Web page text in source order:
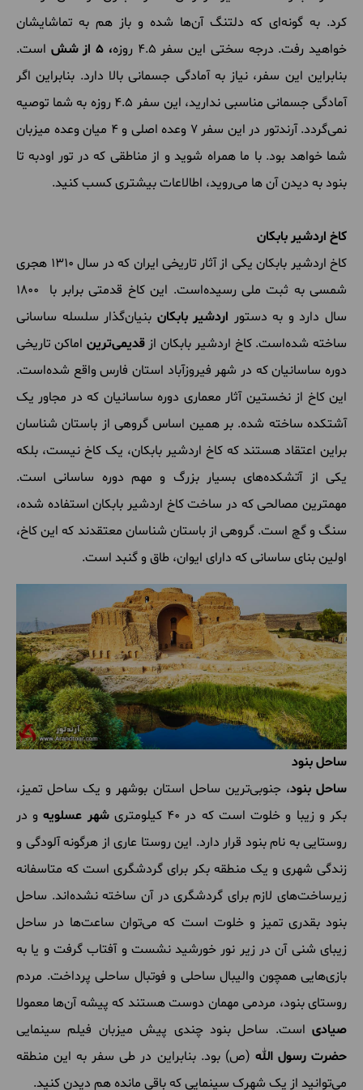
کرد. به گونه‌ای که دلتنگ آن‌ها شده و باز هم به تماشایشان
خواهید رفت. درجه سختی این سفر 4.5 روزه
، 5 از شش
است.
بنابراین این سفر، نیاز به آمادگی جسمانی بالا دارد. بنابراین اگر
آمادگی جسمانی مناسبی ندارید، این سفر 4.5 روزه به شما توصیه
نمی‌گردد. آرندتور در این سفر 7 وعده اصلی و 4 میان وعده میزبان
شما خواهد بود. با ما همراه شوید و از مناطقی که در تور اودبه تا
بنود به دیدن آن ها می‌روید، اطالاعات بیشتری کسب کنید.
کاخ اردشیر بابکان
کاخ اردشیر بابکان یکی از آثار تاریخی ایران که در سال 1310 هجری
شمسی به ثبت ملی رسیده‌است. این کاخ قدمتی برابر با 1800
سال دارد و به دستور اردشیر بابکان بنیان‌گذار سلسله ساسانی
ساخته شده‌است. کاخ اردشیر بابکان از قدیمی‌ترین اماکن تاریخی
دوره‌ ساسانیان که در شهر فیروزآباد استان فارس واقع شده‌است‌.
این کاخ از نخستین آثار معماری دوره ساسانیان که در مجاور یک
آشتکده ساخته شده. بر همین اساس گروهی از باستان شناسان
براین اعتقاد هستند که کاخ اردشیر بابکان، یک کاخ نیست، بلکه
یکی از آتشکده‌های بسیار بزرگ و مهم دوره ساسانی است.
مهمترین مصالحی که در ساخت کاخ اردشیر بابکان استفاده شده،
سنگ و گچ است. گروهی از باستان شناسان معتقدند که این کاخ،
اولین بنای ساسانی که دارای ایوان، طاق و گنبد است.
ساحل بنود
ساحل بنود، جنوبی‌ترین ساحل استان بوشهر و یک ساحل تمیز،
بکر و زیبا و خلوت است که در 40 کیلومتری
شهر عسلویهو در
روستایی به نام بنود قرار دارد. این روستا عاری از هرگونه آلودگی و
زندگی شهری و یک منطقه بکر برای گردشگری است که متاسفانه
زیرساخت‌های لازم برای گردشگری در آن ساخته نشده‌اند. ساحل
بنود بقدری تمیز و خلوت است که می‌توان ساعت‌ها در ساحل
زیبای شنی آن در زیر نور خورشید نشست و آفتاب گرفت و یا به
بازی‌هایی همچون والیبال ساحلی و فوتبال ساحلی پرداخت. مردم
روستای بنود، مردمی مهمان دوست هستند که پیشه آن‌ها معمولا
صیادی است. ساحل بنود چندی پیش میزبان فیلم سینمایی
حضرت رسول الله (ص) بود. بنابراین در طی سفر به این منطقه
می‌توانید از یک شهرک سینمایی که باقی مانده هم دیدن کنید.